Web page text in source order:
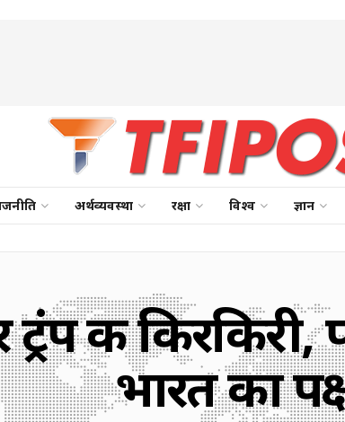
अर्थव्यवस्था रक्षा विश्व ज्ञान
की किरकिरी,
भारत का